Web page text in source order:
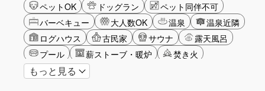
ペットOK ドッグラン
ペット同伴不可
バーベキュー
大人数OK 温泉
温泉近隣
ログハウス
古民家 サウナ
露天風呂
プール
薪ストーブ・暖炉
焚き火
バリアフリー
もっと見る